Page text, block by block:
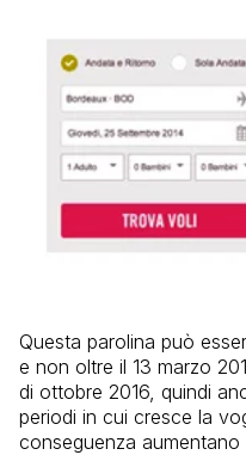
Questa parolina può
e non oltre il 13 marzo
di ottobre 2016, quindi
periodi in cui cresce la
conseguenza aumentano